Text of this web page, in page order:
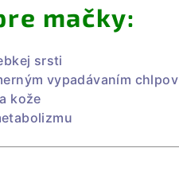
mačky:
srsti
vypadávaním chlpov
kože